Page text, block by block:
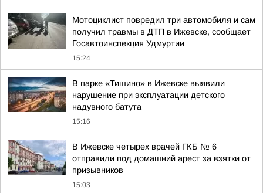
Мотоциклист повредил три автомобиля и сам
получил травмы в ДТП в Ижевске, сообщает
Госавтоинспекция Удмуртии
15:24
В парке «Тишино» в Ижевске выявили
нарушение при эксплуатации детского
надувного батута
15:16
В Ижевске четырех врачей ГКБ № 6
отправили под домашний арест за взятки от
призывников
15:03